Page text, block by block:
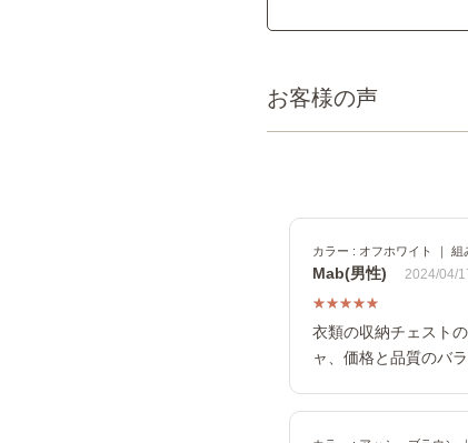
お客様の声
カラー : オフホワイト ｜
Mab(男性) 2024/04/
衣類の収納チェスト
ャ、価格と品質のバ